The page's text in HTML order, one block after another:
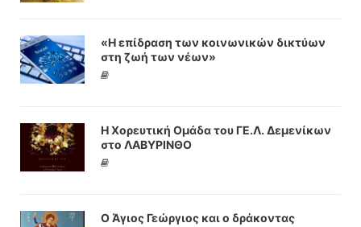
«Η επίδραση των κοινωνικών δικτύων
στη ζωή των νέων»
Η Χορευτική Ομάδα του ΓΕ.Λ. Δεμενίκων
στο ΛΑΒΥΡΙΝΘΟ
Ο Άγιος Γεώργιος και ο δράκοντας